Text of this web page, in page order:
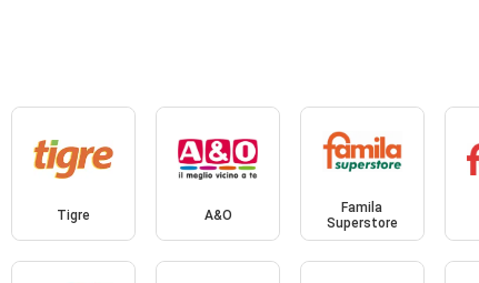
Tigre A&O
Famila
Superstore